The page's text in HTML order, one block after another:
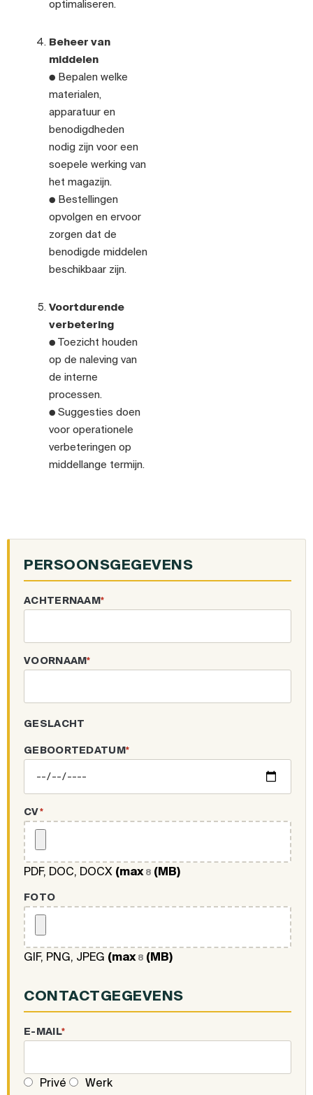
optimaliseren.
Beheer van
middelen
● Bepalen welke
materialen,
apparatuur en
benodigdheden
nodig zijn voor een
soepele werking van
het magazijn.
● Bestellingen
opvolgen en ervoor
zorgen dat de
benodigde middelen
beschikbaar zijn.
Voortdurende
verbetering
● Toezicht houden
op de naleving van
de interne
processen.
● Suggesties doen
voor operationele
verbeteringen op
middellange termijn.
PERSOONSGEGEVENS
ACHTERNAAM*
VOORNAAM*
GESLACHT
GEBOORTEDATUM*
CV*
PDF, DOC, DOCX (max 8 (MB)
FOTO
GIF, PNG, JPEG (max 8 (MB)
CONTACTGEGEVENS
E-MAIL*
Privé Werk